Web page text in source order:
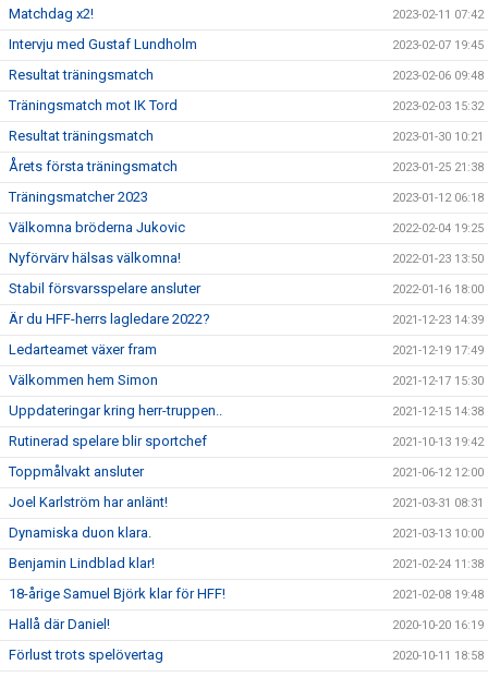
Matchdag x2! 2023-02-11 07:42
Intervju med Gustaf Lundholm 2023-02-07 19:45
Resultat träningsmatch 2023-02-06 09:48
Träningsmatch mot IK Tord 2023-02-03 15:32
Resultat träningsmatch 2023-01-30 10:21
Årets första träningsmatch 2023-01-25 21:38
Träningsmatcher 2023 2023-01-12 06:18
Välkomna bröderna Jukovic 2022-02-04 19:25
Nyförvärv hälsas välkomna! 2022-01-23 13:50
Stabil försvarsspelare ansluter 2022-01-16 18:00
Är du HFF-herrs lagledare 2022? 2021-12-23 14:39
Ledarteamet växer fram 2021-12-19 17:49
Välkommen hem Simon 2021-12-17 15:30
Uppdateringar kring herr-truppen.. 2021-12-15 14:38
Rutinerad spelare blir sportchef 2021-10-13 19:42
Toppmålvakt ansluter 2021-06-12 12:00
Joel Karlström har anlänt! 2021-03-31 08:31
Dynamiska duon klara. 2021-03-13 10:00
Benjamin Lindblad klar! 2021-02-24 11:38
18-årige Samuel Björk klar för HFF! 2021-02-08 19:48
Hallå där Daniel! 2020-10-20 16:19
Förlust trots spelövertag 2020-10-11 18:58